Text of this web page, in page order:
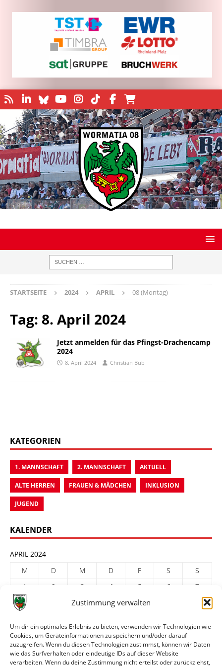
Zustimmung verwalten
Um dir ein optimales Erlebnis zu bieten, verwenden wir Technologien wie
Cookies, um Geräteinformationen zu speichern und/oder darauf
zuzugreifen. Wenn du diesen Technologien zustimmst, können wir Daten
wie das Surfverhalten oder eindeutige IDs auf dieser Website
verarbeiten. Wenn du deine Zustimmung nicht erteilst oder zurückziehst,
STARTSEITE 2024 APRIL 08 (Montag)
Tag: 8. April 2024
Jetzt anmelden für das Pfingst-Drachencamp
2024
8. April 2024 Christian Bub
KATEGORIEN
1. MANNSCHAFT 2. MANNSCHAFT AKTUELL
ALTE HERREN FRAUEN & MÄDCHEN INKLUSION
JUGEND
KALENDER
APRIL 2024
M
D M D F S
S
1
2 3 4 5 6
7
8
10 11 12
22
23 24 25 26 27
29
30